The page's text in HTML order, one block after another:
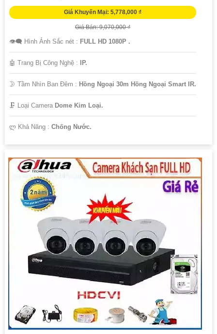
Giá Khuyến Mại: 5,778,000 ₫
Giá Bán: 9,070,000 ₫
👁️‍🗨 Hình Ảnh Sắc nét : FULL HD 1080P .
🤖️ Trang Bị Công Nghệ : IP.
🌛 Tầm Nhìn Ban Đêm : Hồng Ngoại 30m Hồng Ngoại Smart IR.
🗜️ Loại Camera Dome Kim Loại.
️ლ Khả Năng : Chống Nước.